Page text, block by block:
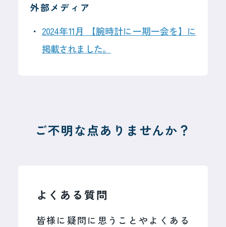
外部メディア
2024年11月 【腕時計に一期一会を】に
掲載されました。
ご不明な点ありませんか？
よくある質問
皆様に疑問に思うことやよくある
一般のお客様向け時計修理
平素よりリペスタをご愛顧いただき、
のご依頼をいただいております。一件
一件のお時計にこれまでと変わらない